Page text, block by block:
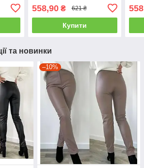
558,90₴ 621 ₴
Купити
та новинки
–10%